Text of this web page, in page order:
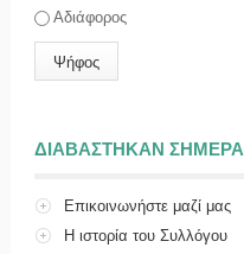
Αδιάφορος
ΔΙΑΒΑΣΤΗΚΑΝ ΣΗΜΕΡΑ
Επικοινωνήστε μαζί μας
Η ιστορία του Συλλόγου